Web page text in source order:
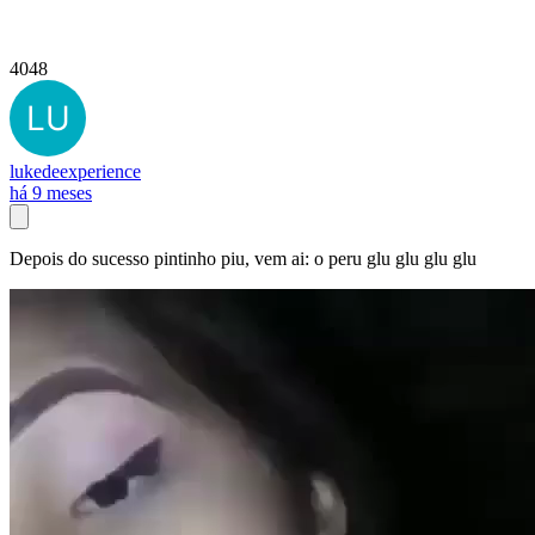
4048
lukedeexperience
há 9 meses
Depois do sucesso pintinho piu, vem ai: o peru glu glu glu glu